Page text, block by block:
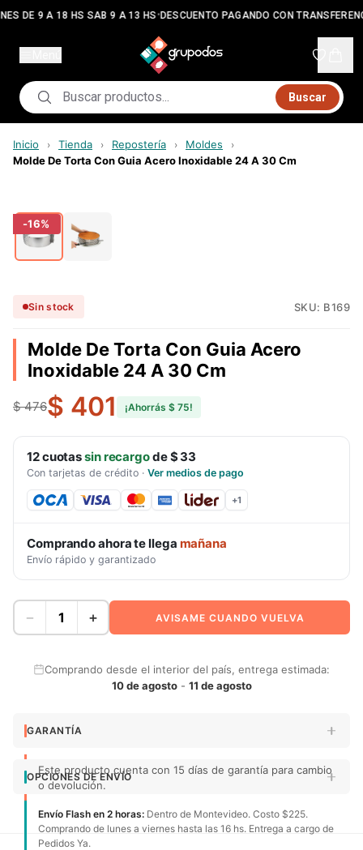
DE 9 A 18 HS SAB 9 A 13 HS•DESCUENTO PAGANDO CON
Buscar
Inicio › Tienda › Repostería › Moldes ›
Molde De Torta Con Guia Acero Inoxidable 24 A 30 Cm
-16%
Sin stock SKU: B169
Molde De Torta Con Guia Acero
Inoxidable 24 A 30 Cm
$ 476$ 401 ¡Ahorrás $ 75!
12cuotassin recargode$ 33
Con tarjetas de crédito · Ver medios de pago
+1
Comprando ahora te llega mañana
Envío rápido y garantizado
− + AVISAME CUANDO VUELVA
Comprando desde el interior del país, entrega estimada:
10 de agosto- 11 de agosto
GARANTÍA
Este producto cuenta con 15 días de garantía para cambio
o devolución.
OPCIONES DE ENVÍO
Envío Flash en 2 horas: Dentro de Montevideo. Costo $225.
Comprando de lunes a viernes hasta las 16 hs. Entrega a cargo de
Pedidos Ya.